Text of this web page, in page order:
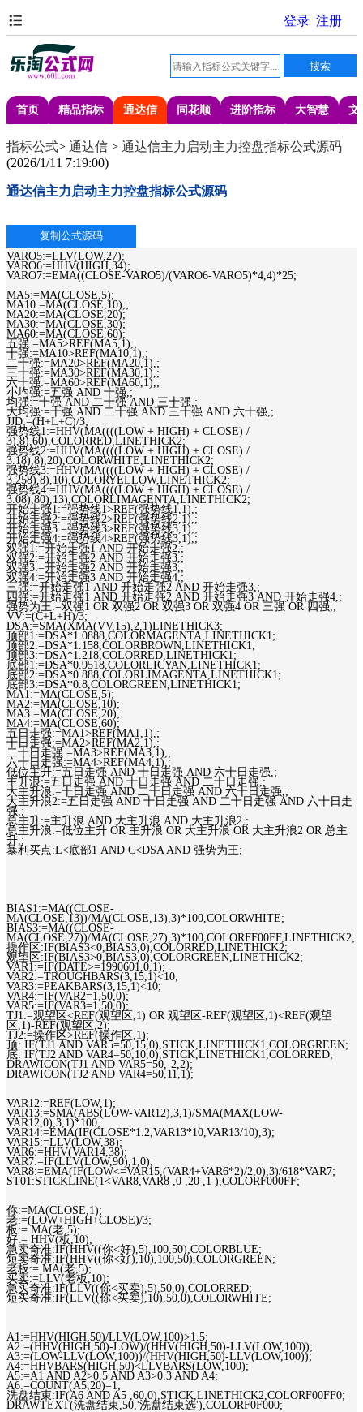
首页 精品指标 通达信 同花顺 进阶指标 大智慧 文
指标公式> 通达信 > 通达信主力启动主力控盘指标公式源码
(2026/1/11 7:19:00)
通达信主力启动主力控盘指标公式源码
VARO5:=LLV(LOW,27);
VARO6:=HHV(HIGH,34);
VARO7:=EMA((CLOSE-VARO5)/(VARO6-VARO5)*4,4)*25;
MA5:=MA(CLOSE,5);
MA10:=MA(CLOSE,10),;
MA20:=MA(CLOSE,20);
MA30:=MA(CLOSE,30);
MA60:=MA(CLOSE,60);
五强:=MA5>REF(MA5,1),;
十强:=MA10>REF(MA10,1),;
二十强:=MA20>REF(MA20,1),;
三十强:=MA30>REF(MA30,1),;
六十强:=MA60>REF(MA60,1),;
小均强:=五强 AND 十强,;
均强:=十强 AND 二十强 AND 三十强,;
大均强:=十强 AND 二十强 AND 三十强 AND 六十强,;
JJD:=(H+L+C)/3;
强势线1:=HHV(MA((((LOW + HIGH) + CLOSE) /
3),8),60),COLORRED,LINETHICK2;
强势线2:=HHV(MA((((LOW + HIGH) + CLOSE) /
3.18),8),20),COLORWHITE,LINETHICK2;
强势线3:=HHV(MA((((LOW + HIGH) + CLOSE) /
3.258),8),10),COLORYELLOW,LINETHICK2;
强势线4:=HHV(MA((((LOW + HIGH) + CLOSE) /
3.08),80),13),COLORLIMAGENTA,LINETHICK2;
开始走强1:=强势线1>REF(强势线1,1),;
开始走强2:=强势线2>REF(强势线2,1),;
开始走强3:=强势线3>REF(强势线3,1),;
开始走强4:=强势线4>REF(强势线3,1),;
双强1:=开始走强1 AND 开始走强2,;
双强2:=开始走强2 AND 开始走强3,;
双强3:=开始走强2 AND 开始走强3,;
双强4:=开始走强3 AND 开始走强4,;
三强:=开始走强1 AND 开始走强2 AND 开始走强3,;
四强:=开始走强1 AND 开始走强2 AND 开始走强3 AND 开始走强4,;
强势为王:=双强1 OR 双强2 OR 双强3 OR 双强4 OR 三强 OR 四强,;
VV:=(C+L+H)/3;
DSA:=SMA(XMA(VV,15),2,1)LINETHICK3;
顶部1:=DSA*1.0888,COLORMAGENTA,LINETHICK1;
顶部2:=DSA*1.158,COLORBROWN,LINETHICK1;
顶部3:=DSA*1.218,COLORRED,LINETHICK1;
底部1:=DSA*0.9518,COLORLICYAN,LINETHICK1;
底部2:=DSA*0.888,COLORLIMAGENTA,LINETHICK1;
底部3:=DSA*0.8,COLORGREEN,LINETHICK1;
MA1:=MA(CLOSE,5);
MA2:=MA(CLOSE,10);
MA3:=MA(CLOSE,20);
MA4:=MA(CLOSE,60);
五日走强:=MA1>REF(MA1,1),;
十日走强:=MA2>REF(MA2,1),;
二十日走强:=MA3>REF(MA3,1),;
六十日走强:=MA4>REF(MA4,1),;
低位主升:=五日走强 AND 十日走强 AND 六十日走强,;
主升浪:=五日走强 AND 十日走强 AND 二十日走强,;
大主升浪:=十日走强 AND 二十日走强 AND 六十日走强,;
大主升浪2:=五日走强 AND 十日走强 AND 二十日走强 AND 六十日走
强,;
总主升:=主升浪 AND 大主升浪 AND 大主升浪2,;
总主升浪:=低位主升 OR 主升浪 OR 大主升浪 OR 大主升浪2 OR 总主
升,;
暴利买点:L<底部1 AND C<DSA AND 强势为王;
BIAS1:=MA((CLOSE-
MA(CLOSE,13))/MA(CLOSE,13),3)*100,COLORWHITE;
BIAS3:=MA((CLOSE-
MA(CLOSE,27))/MA(CLOSE,27),3)*100,COLORFF00FF,LINETHICK2;
操作区:IF(BIAS3<0,BIAS3,0),COLORRED,LINETHICK2;
观望区:IF(BIAS3>0,BIAS3,0),COLORGREEN,LINETHICK2;
VAR1:=IF(DATE>=1990601,0,1);
VAR2:=TROUGHBARS(3,15,1)<10;
VAR3:=PEAKBARS(3,15,1)<10;
VAR4:=IF(VAR2=1,50,0);
VAR5:=IF(VAR3=1,50,0);
TJ1:=观望区<REF(观望区,1) OR 观望区-REF(观望区,1)<REF(观望
区,1)-REF(观望区,2);
TJ2:=操作区>REF(操作区,1);
顶: IF(TJ1 AND VAR5=50,15,0),STICK,LINETHICK1,COLORGREEN;
底: IF(TJ2 AND VAR4=50,10,0),STICK,LINETHICK1,COLORRED;
DRAWICON(TJ1 AND VAR5=50,-2,2);
DRAWICON(TJ2 AND VAR4=50,11,1);
VAR12:=REF(LOW,1);
VAR13:=SMA(ABS(LOW-VAR12),3,1)/SMA(MAX(LOW-
VAR12,0),3,1)*100;
VAR14:=EMA(IF(CLOSE*1.2,VAR13*10,VAR13/10),3);
VAR15:=LLV(LOW,38);
VAR6:=HHV(VAR14,38);
VAR7:=IF(LLV(LOW,90),1,0);
VAR8:=EMA(IF(LOW<=VAR15,(VAR4+VAR6*2)/2,0),3)/618*VAR7;
ST01:STICKLINE(1<VAR8,VAR8 ,0 ,20 ,1 ),COLORF000FF;
你:=MA(CLOSE,1);
老:=(LOW+HIGH+CLOSE)/3;
板:= MA(老,5);
好:= HHV(板,10);
急卖奇准:IF(HHV((你<好),5),100,50),COLORBLUE;
短卖奇准:IF(HHV((你<好),10),100,50),COLORGREEN;
老板:= MA(老,5);
买卖:=LLV(老板,10);
急买奇准:IF(LLV((你<买卖),5),50,0),COLORRED;
短买奇准:IF(LLV((你<买卖),10),50,0),COLORWHITE;
A1:=HHV(HIGH,50)/LLV(LOW,100)>1.5;
A2:=(HHV(HIGH,50)-LOW)/(HHV(HIGH,50)-LLV(LOW,100));
A3:=(LOW-LLV(LOW,100))/(HHV(HIGH,50)-LLV(LOW,100));
A4:=HHVBARS(HIGH,50)<LLVBARS(LOW,100);
A5:=A1 AND A2>0.5 AND A3>0.3 AND A4;
A6:=COUNT(A5,20)=1;
洗盘结束:IF(A6 AND A5 ,60,0),STICK,LINETHICK2,COLORF00FF0;
DRAWTEXT(洗盘结束,50,'洗盘结束选'),COLORF0F000;